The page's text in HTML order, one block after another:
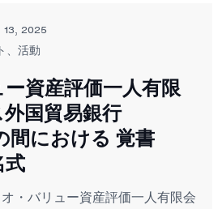
13, 2025
、活動
資産評価一人有限
国貿易銀行
間における 覚書
式
・バリュー資産評価一人有限会